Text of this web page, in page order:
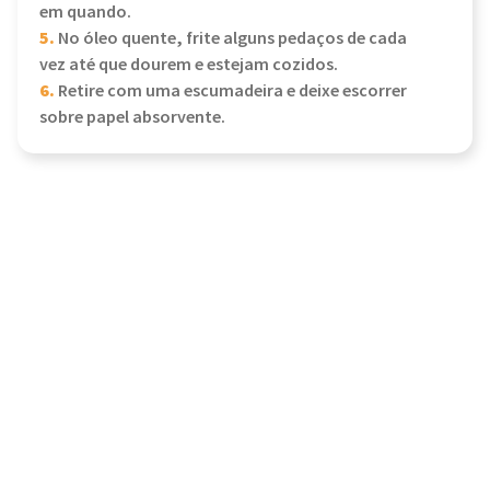
em quando.
5. No óleo quente, frite alguns pedaços de cada
vez até que dourem e estejam cozidos.
6. Retire com uma escumadeira e deixe escorrer
sobre papel absorvente.